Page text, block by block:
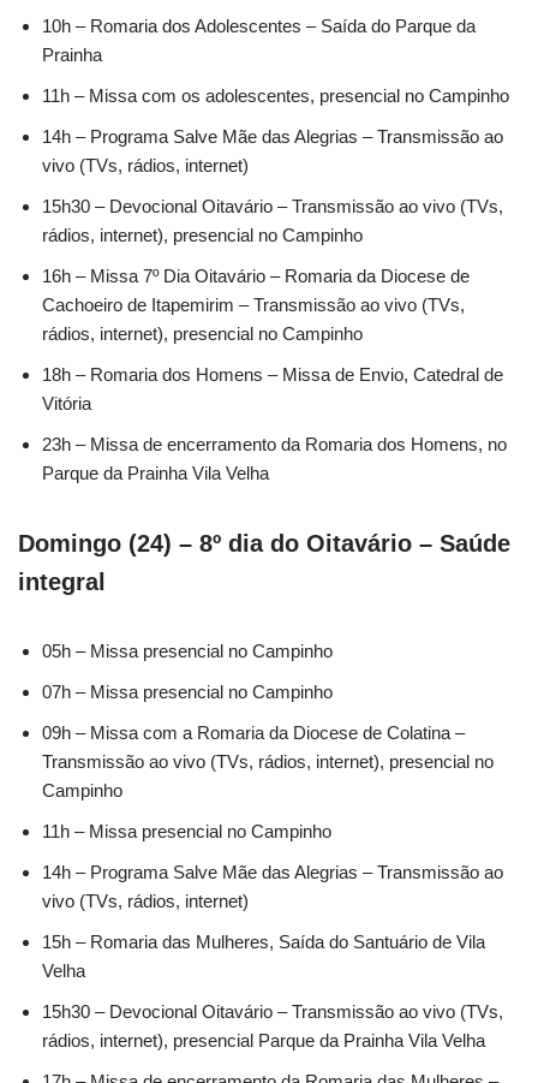
10h – Romaria dos Adolescentes – Saída do Parque da
Prainha
11h – Missa com os adolescentes, presencial no Campinho
14h – Programa Salve Mãe das Alegrias – Transmissão ao
vivo (TVs, rádios, internet)
15h30 – Devocional Oitavário – Transmissão ao vivo (TVs,
rádios, internet), presencial no Campinho
16h – Missa 7º Dia Oitavário – Romaria da Diocese de
Cachoeiro de Itapemirim – Transmissão ao vivo (TVs,
rádios, internet), presencial no Campinho
18h – Romaria dos Homens – Missa de Envio, Catedral de
Vitória
23h – Missa de encerramento da Romaria dos Homens, no
Parque da Prainha Vila Velha
Domingo (24) – 8º dia do Oitavário – Saúde
integral
05h – Missa presencial no Campinho
07h – Missa presencial no Campinho
09h – Missa com a Romaria da Diocese de Colatina –
Transmissão ao vivo (TVs, rádios, internet), presencial no
Campinho
11h – Missa presencial no Campinho
14h – Programa Salve Mãe das Alegrias – Transmissão ao
vivo (TVs, rádios, internet)
15h – Romaria das Mulheres, Saída do Santuário de Vila
Velha
15h30 – Devocional Oitavário – Transmissão ao vivo (TVs,
rádios, internet), presencial Parque da Prainha Vila Velha